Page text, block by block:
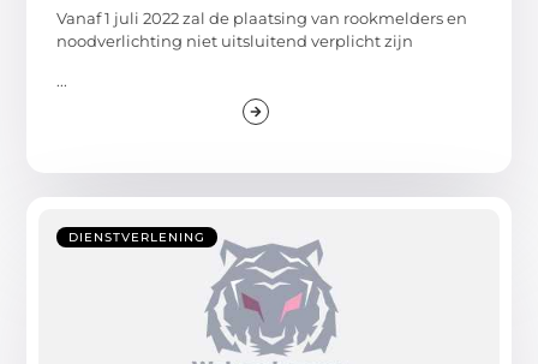
Vanaf 1 juli 2022 zal de plaatsing van rookmelders en
noodverlichting niet uitsluitend verplicht zijn
...
DIENSTVERLENING